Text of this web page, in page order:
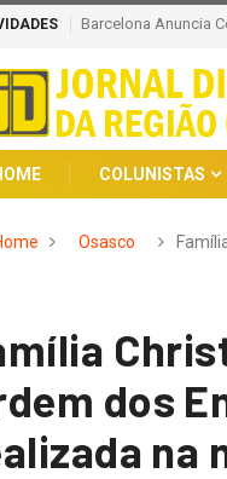
MilionárioFiocruz
COLUNISTAS
Osasco
dos
na